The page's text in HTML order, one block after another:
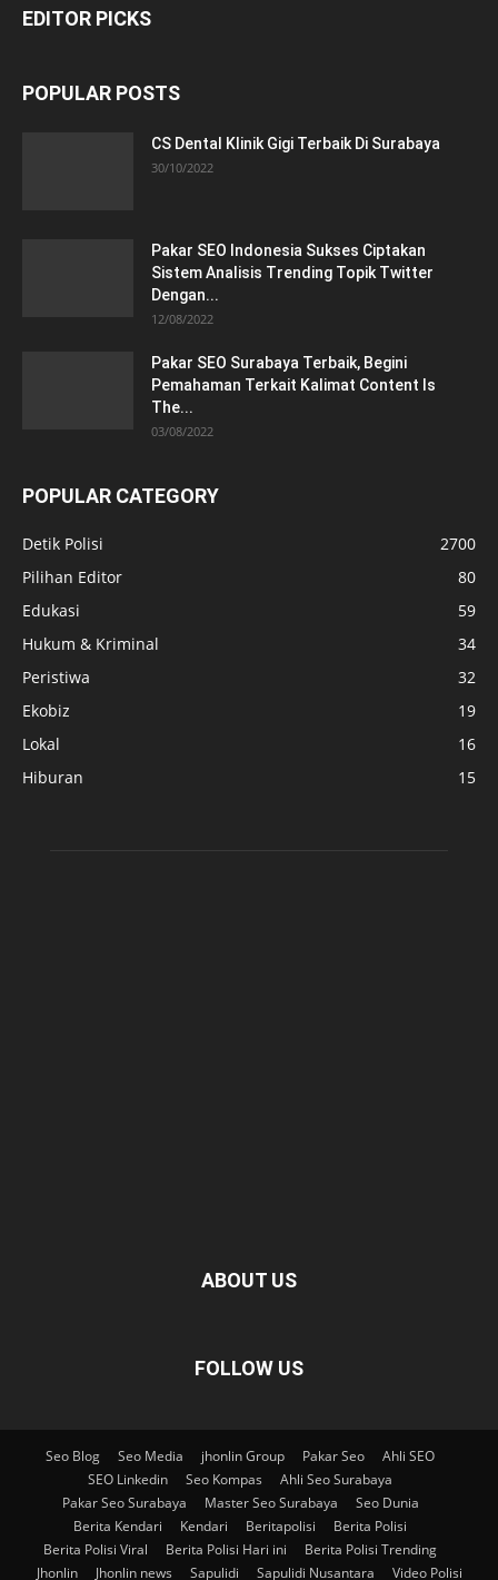
EDITOR PICKS
POPULAR POSTS
CS Dental Klinik Gigi Terbaik Di Surabaya
30/10/2022
Pakar SEO Indonesia Sukses Ciptakan
Sistem Analisis Trending Topik Twitter
Dengan...
12/08/2022
Pakar SEO Surabaya Terbaik, Begini
Pemahaman Terkait Kalimat Content Is
The...
03/08/2022
POPULAR CATEGORY
Detik Polisi
2700
Pilihan Editor
80
Edukasi
59
Hukum & Kriminal
34
Peristiwa
32
Ekobiz
19
Lokal
16
Hiburan
15
ABOUT US
FOLLOW US
Seo Blog Seo Media jhonlin Group Pakar Seo
Ahli SEO
SEO Linkedin
Seo Kompas
Ahli Seo Surabaya
Pakar Seo Surabaya
Master Seo Surabaya
Seo Dunia
Berita Kendari
Kendari Beritapolisi
Berita Polisi
Berita Polisi Viral
Berita Polisi Hari ini
Berita Polisi Trending
Jhonlin
Jhonlin news Sapulidi Sapulidi Nusantara Video Polisi